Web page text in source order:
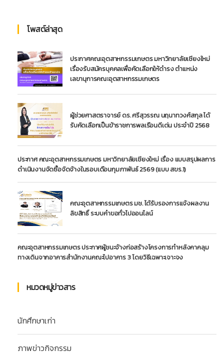
โพสต์ล่าสุด
ประกาศคณะอุตสาหกรรมเกษตร มหาวิทยาลัยเชียงใหม่
เรื่องรับสมัครบุคคลเพื่อคัดเลือกให้ดำรง ตำแหน่ง
เลขานุการคณะอุตสาหกรรมเกษตร
ผู้ช่วยศาสตราจารย์ ดร. ศรีสุวรรณ นฤนาทวงศ์สกุล ได้
รับคัดเลือกเป็นข้าราชการพลเรือนดีเด่น ประจำปี 2568
ประกาศ คณะอุตสาหกรรมเกษตร มหาวิทยาลัยเชียงใหม่ เรื่อง แบบสรุปผลการ
ดำเนินงานจัดซื้อจัดจ้างในรอบเดือนกุมภาพันธ์ 2569 (แบบ สขร.1)
คณะอุตสาหกรรมเกษตร มช. ได้รับรองการแจ้งผลงาน
ลิขสิทธิ์ ระบบคำขอทั่วไปออนไลน์
คณะอุตสาหกรรมเกษตร ประกาศผู้ชนะจ้างก่อสร้างโครงการทำหลังคาคลุม
ทางเดินจากอาคารสำนักงานคณะไปอาคาร 3 โดยวิธีเฉพาะเจาะจง
หมวดหมู่ข่าวสาร
นักศึกษาเก่า
ภาพข่าวกิจกรรม